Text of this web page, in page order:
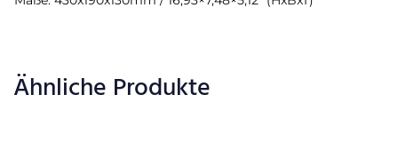
Ähnliche Produkte